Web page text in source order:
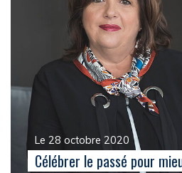
Le 28 octobre 2020
Célébrer le passé pour